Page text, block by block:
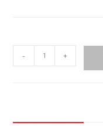
quantité
de
- +